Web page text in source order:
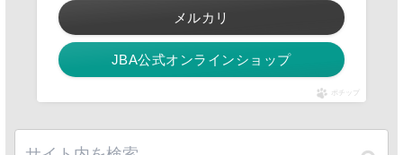
メルカリ
JBA公式オンラインショップ
ポチップ